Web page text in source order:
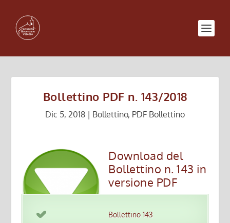
Bollettino PDF n. 143/2018
Dic 5, 2018 | Bollettino, PDF Bollettino
Download del
Bollettino n. 143 in
versione PDF
Bollettino 143